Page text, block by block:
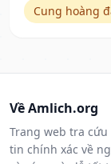
Cung hoàng
Về Amlich.org
Trang web tra
tin chính xác về